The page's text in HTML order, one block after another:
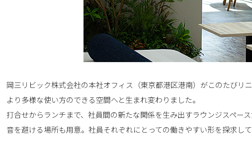
岡三リビック株式会社の本社オフィス（東京都港区港南）がこのたびリ
より多様な使い方のできる空間へと生まれ変わりました。
打合せからランチまで、社員間の新たな関係を生み出すラウンジスペー
音を避ける場所も用意。社員それぞれにとっての働きやすい形を探求し